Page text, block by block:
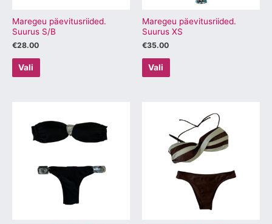
Maregeu päevitusriided.
Suurus S/B
€28.00
Vali
tootelehel.
Maregeu päevitusriided.
Suurus XS
€35.00
Vali
tootelehel.
tootel
varianti.
Valikuid
tootel
on
mitu
varianti.
Valikuid